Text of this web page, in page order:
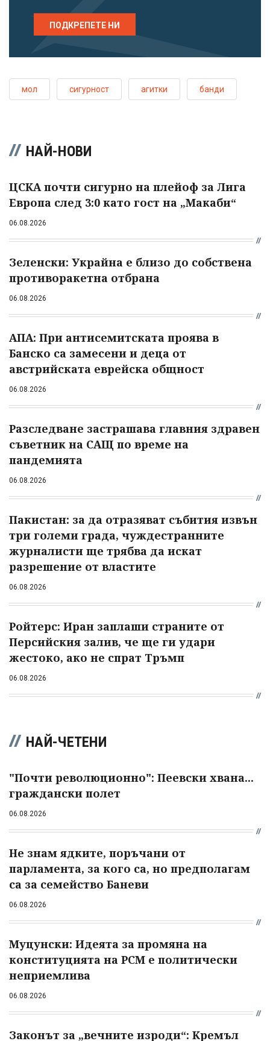
ПОДКРЕПЕТЕ НИ
мол сигурност агитки банди
НАЙ-НОВИ
ЦСКА почти сигурно на плейоф за Лига
Европа след 3:0 като гост на „Макаби“
06.08.2026
Зеленски: Украйна е близо до собствена
противоракетна отбрана
06.08.2026
АПА: При антисемитската проява в
Банско са замесени и деца от
австрийската еврейска общност
06.08.2026
Разследване застрашава главния здравен
съветник на САЩ по време на
пандемията
06.08.2026
Пакистан: за да отразяват събития извън
три големи града, чуждестранните
журналисти ще трябва да искат
разрешение от властите
06.08.2026
Ройтерс: Иран заплаши страните от
Персийския залив, че ще ги удари
жестоко, ако не спрат Тръмп
06.08.2026
НАЙ-ЧЕТЕНИ
"Почти революционно": Пеевски хвана...
граждански полет
06.08.2026
Не знам ядките, поръчани от
парламента, за кого са, но предполагам
са за семейство Баневи
06.08.2026
Муцунски: Идеята за промяна на
конституцията на РСМ е политически
неприемлива
06.08.2026
Законът за „вечните изроди“: Кремъл